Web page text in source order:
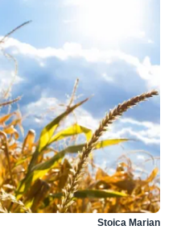
Stoica Marian